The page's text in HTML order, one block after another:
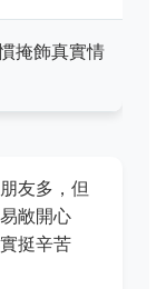
掩飾真實情
友多，但
敞開心
挺辛苦